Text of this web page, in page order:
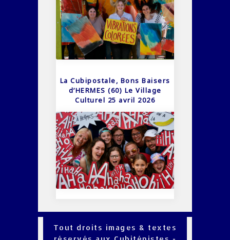
La Cubipostale, Bons Baisers
d’HERMES (60) Le Village
Culturel 25 avril 2026
Tout droits images & textes